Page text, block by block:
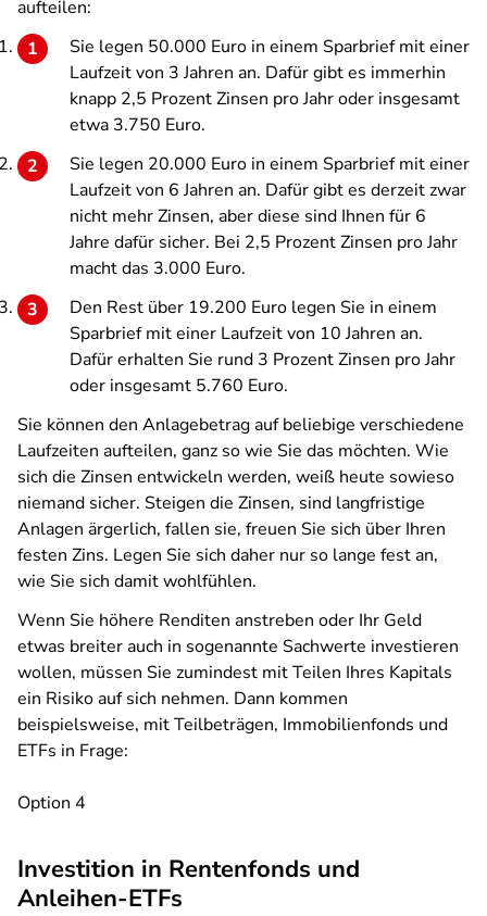
aufteilen:
Sie legen 50.000 Euro in einem Sparbrief mit einer
Laufzeit von 3 Jahren an. Dafür gibt es immerhin
knapp 2,5 Prozent Zinsen pro Jahr oder insgesamt
etwa 3.750 Euro.
Sie legen 20.000 Euro in einem Sparbrief mit einer
Laufzeit von 6 Jahren an. Dafür gibt es derzeit zwar
nicht mehr Zinsen, aber diese sind Ihnen für 6
Jahre dafür sicher. Bei 2,5 Prozent Zinsen pro Jahr
macht das 3.000 Euro.
Den Rest über 19.200 Euro legen Sie in einem
Sparbrief mit einer Laufzeit von 10 Jahren an.
Dafür erhalten Sie rund 3 Prozent Zinsen pro Jahr
oder insgesamt 5.760 Euro.
Sie können den Anlagebetrag auf beliebige verschiedene
Laufzeiten aufteilen, ganz so wie Sie das möchten. Wie
sich die Zinsen entwickeln werden, weiß heute sowieso
niemand sicher. Steigen die Zinsen, sind langfristige
Anlagen ärgerlich, fallen sie, freuen Sie sich über Ihren
festen Zins. Legen Sie sich daher nur so lange fest an,
wie Sie sich damit wohlfühlen.
Wenn Sie höhere Renditen anstreben oder Ihr Geld
etwas breiter auch in sogenannte Sachwerte investieren
wollen, müssen Sie zumindest mit Teilen Ihres Kapitals
ein Risiko auf sich nehmen. Dann kommen
beispielsweise, mit Teilbeträgen, Immobilienfonds und
ETFs in Frage:
Option 4
Investition in Rentenfonds und
Anleihen-ETFs